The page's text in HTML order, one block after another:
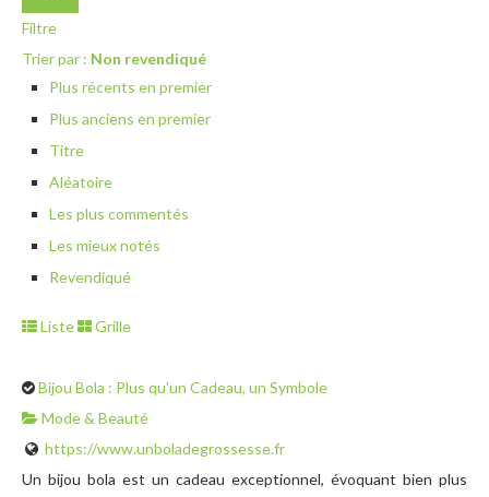
Filtre
Trier par : Non revendiqué
Plus récents en premier
Plus anciens en premier
Titre
Aléatoire
Les plus commentés
Les mieux notés
Revendiqué
Liste Grille
Bijou Bola : Plus qu'un Cadeau, un Symbole
Mode & Beauté
https://www.unboladegrossesse.fr
Un bijou bola est un cadeau exceptionnel, évoquant bien plus